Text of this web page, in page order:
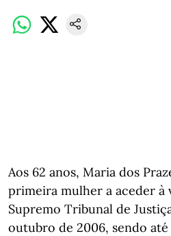
Aos 62 anos, Maria dos
primeira mulher a aceder à
Supremo Tribunal de
outubro de 2006, sendo